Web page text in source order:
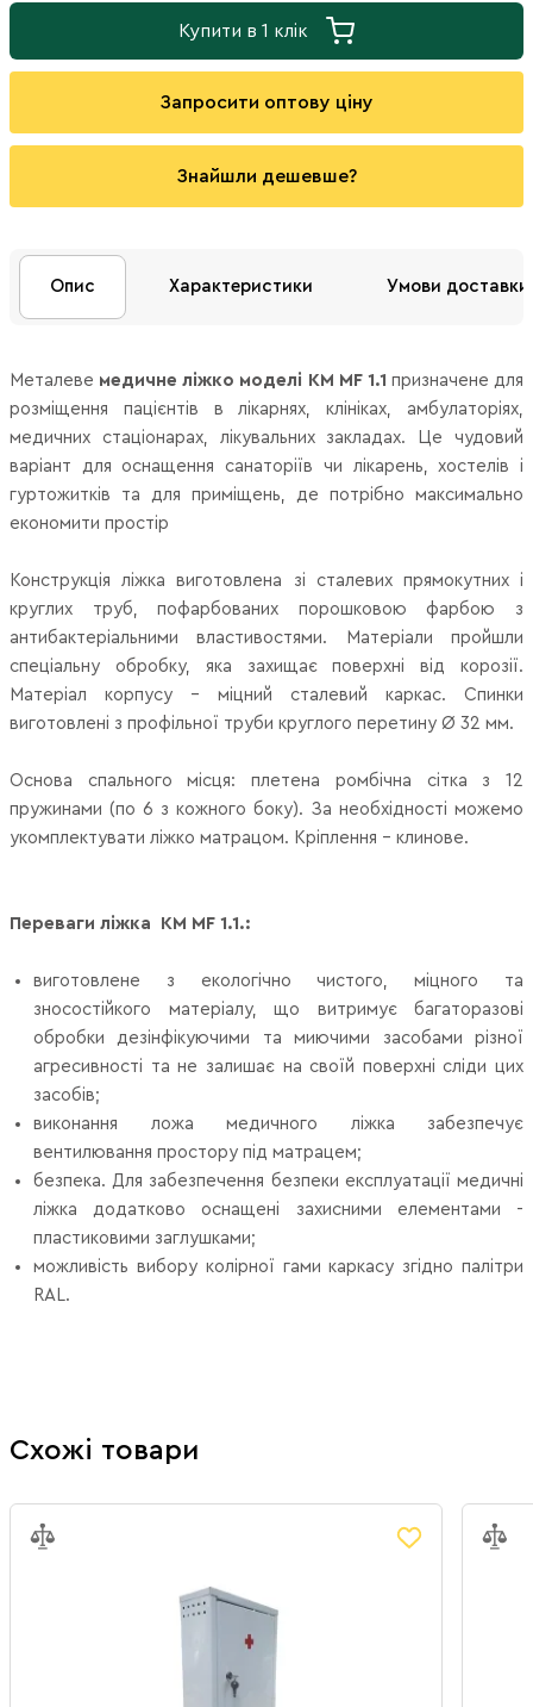
Купити в 1 клік
Запросити оптову ціну
Знайшли дешевше?
Опис Характеристики Умови доставки
Металеве медичне ліжко моделі КМ MF 1.1 призначене для
розміщення пацієнтів в лікарнях, клініках, амбулаторіях,
медичних стаціонарах, лікувальних закладах. Це чудовий
варіант для оснащення санаторіїв чи лікарень, хостелів і
гуртожитків та для приміщень, де потрібно максимально
економити простір
Конструкція ліжка виготовлена зі сталевих прямокутних і
круглих труб, пофарбованих порошковою фарбою з
антибактеріальними властивостями. Матеріали пройшли
спеціальну обробку, яка захищає поверхні від корозії.
Матеріал корпусу - міцний сталевий каркас. Спинки
виготовлені з профільної труби круглого перетину Ø 32 мм.
Основа спального місця: плетена ромбічна сітка з 12
пружинами (по 6 з кожного боку). За необхідності можемо
укомплектувати ліжко матрацом. Кріплення - клинове.
Переваги ліжка KM MF 1.1.:
виготовлене ​​з екологічно чистого, міцного та
зносостійкого матеріалу, що витримує багаторазові
обробки дезінфікуючими та миючими засобами різної
агресивності та не залишає на своїй поверхні сліди цих
засобів;
виконання ложа медичного ліжка забезпечує
вентилювання простору під матрацем;
безпека. Для забезпечення безпеки експлуатації медичні
ліжка додатково оснащені захисними елементами -
пластиковими заглушками;
можливість вибору колірної гами каркасу згідно палітри
RAL.
Схожі товари